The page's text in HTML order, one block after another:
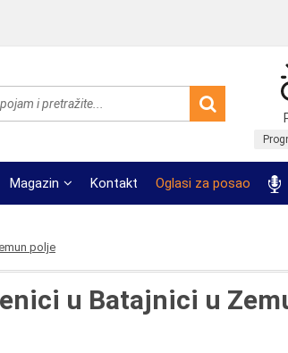
Magazin Kontakt Oglasi za posao
polje
u Batajnici u